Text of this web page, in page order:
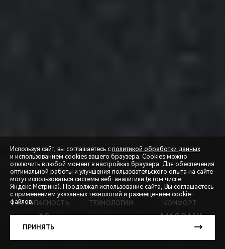
СПЕЦПРЕДЛОЖЕНИЯ
БЕЗОПАСНОСТЬ:
10
ПОДУШЕК
ТЕХНОЛОГИИ: КОМФОРТ:
МАССАЖ
СИДЕНИЙ
Используя сайт, вы соглашаетесь с политикой обработки данных
и использованием cookies вашего браузера. Cookies можно
отключить в любой момент в настройках браузера. Для обеспечения
оптимальной работы и улучшения пользовательского опыта на сайте
могут использоваться системы веб-аналитики (в том числе
Яндекс.Метрика). Продолжая использование сайта, Вы соглашаетесь
с применением указанных технологий и размещением cookie-
файлов.
ПРИНЯТЬ